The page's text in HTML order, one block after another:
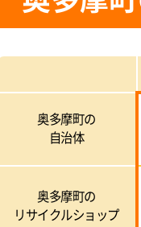
奥多摩町の
自治体
奥多摩町の
リサイクルショップ